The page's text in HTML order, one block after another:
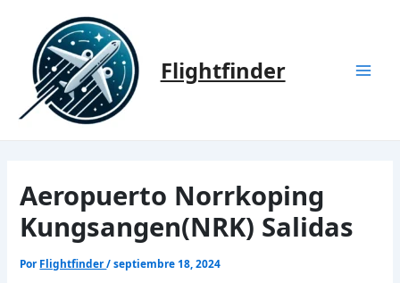
contenido
Flightfinder
Aeropuerto Norrkoping
Kungsangen(NRK) Salidas
Por Flightfinder/septiembre 18, 2024